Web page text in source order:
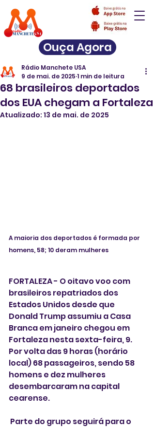
Ouça Agora
68 brasileiros deportados
dos EUA chegam a Fortaleza
Rádio Manchete USA
9 de mai. de 2025 1 min de leitura
Atualizado: 13 de mai. de 2025
A maioria dos deportados é formada por
homens, 58; 10 deram mulheres
FORTALEZA - O oitavo voo com
brasileiros repatriados dos
Estados Unidos desde que
Donald Trump assumiu a Casa
Branca em janeiro chegou em
Fortaleza nesta sexta-feira, 9.
Por volta das 9 horas (horário
local) 68 passageiros, sendo 58
homens e dez mulheres
desembarcaram na capital
cearense.